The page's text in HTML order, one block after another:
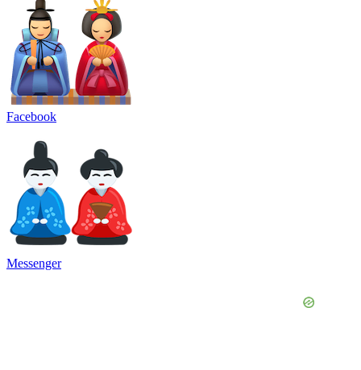
Facebook
Messenger